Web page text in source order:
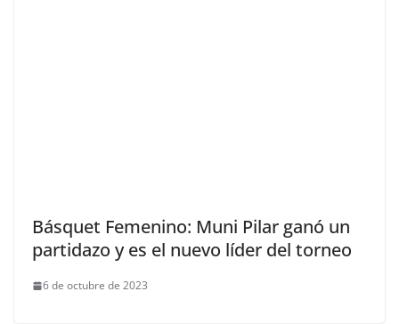
Básquet Femenino: Muni Pilar ganó un
partidazo y es el nuevo líder del torneo
6 de octubre de 2023